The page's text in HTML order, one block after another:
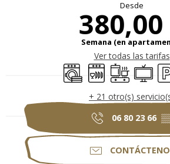
Desde
380,00
Semana (en
Ver todas las tarifas
LavadoraLavavajillas
Placa de
+ 21 otro(s)
06 80 23 66